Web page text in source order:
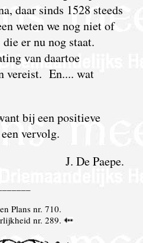
daar sinds 1528 steeds
weten we nog niet of
er nu nog staat.
van daartoe
vereist. En.... wat
bij een positieve
vervolg.
J. De Paepe.
Plans nr. 710.
nr. 289.